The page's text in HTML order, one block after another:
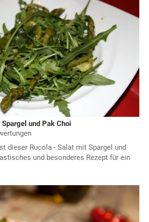
und Pak Choi
dieser Rucola - Salat mit Spargel und
und besonderes Rezept für ein